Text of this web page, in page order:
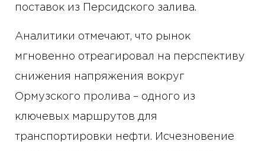
поставок из Персидского залива.
Аналитики отмечают, что рынок
мгновенно отреагировал на перспективу
снижения напряжения вокруг
Ормузского пролива – одного из
ключевых маршрутов для
транспортировки нефти. Исчезновение